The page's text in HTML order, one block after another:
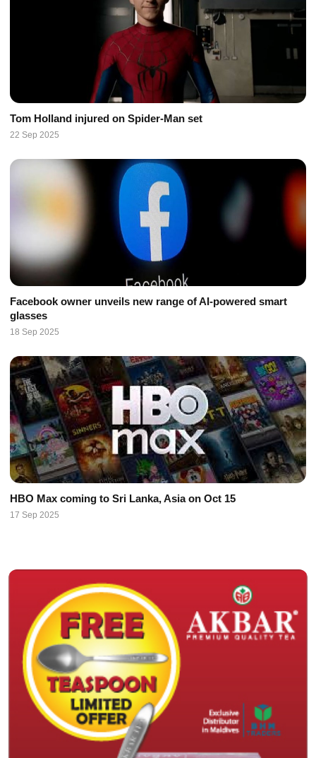
Tom Holland injured on Spider-Man set
22 Sep 2025
Facebook owner unveils new range of AI-powered smart
glasses
18 Sep 2025
HBO Max coming to Sri Lanka, Asia on Oct 15
17 Sep 2025